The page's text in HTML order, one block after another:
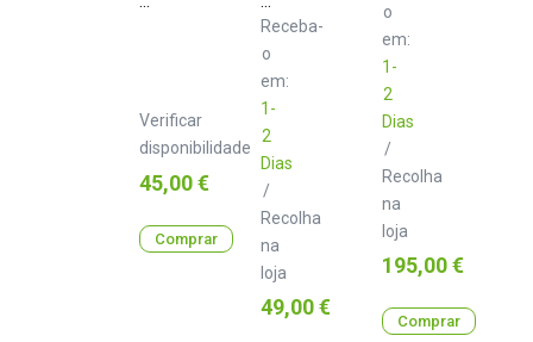
Verificar
disponibilidade
Preço
45,00 €
Comprar
TRS
Class
B
3.0
Receba-
o
em:
1-
2
Dias
/
Recolha
na
loja
Preço
49,00 €
o
em:
1-
2
Dias
/
Recolha
na
loja
Preço
195,00 €
Comprar